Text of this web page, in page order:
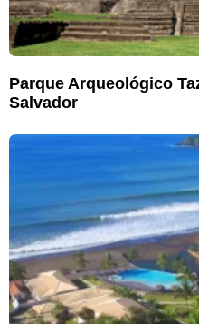
Parque Arqueológico
Salvador